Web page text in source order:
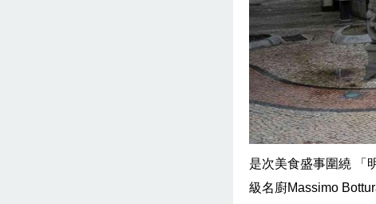
是次美食盛事圍繞 「
級名廚Massimo